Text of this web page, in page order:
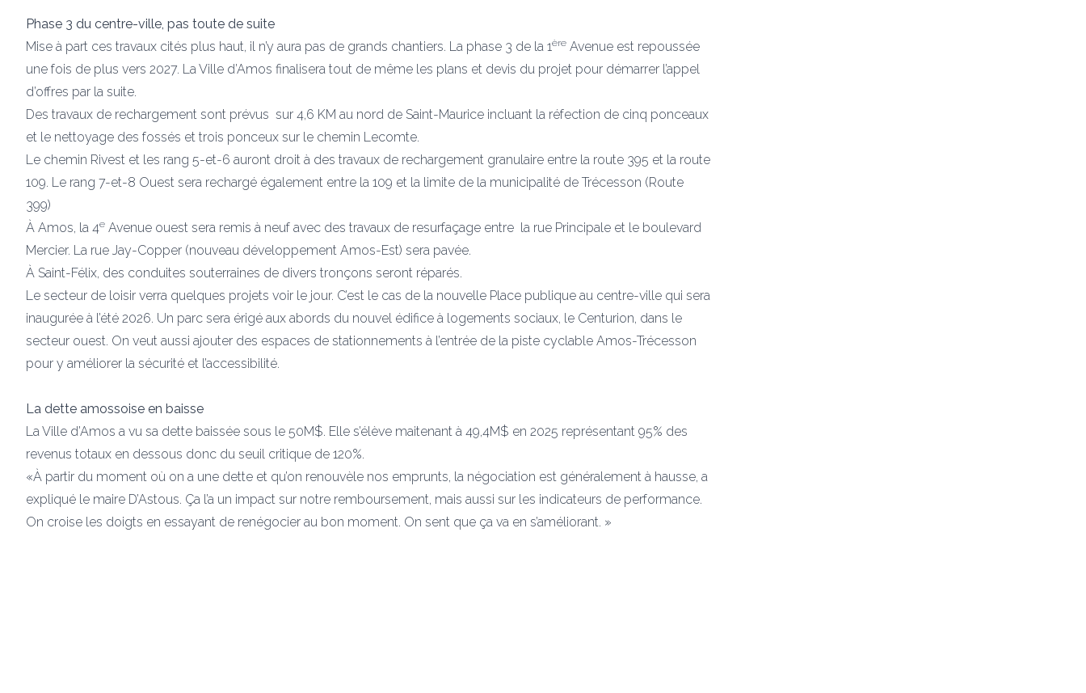
Phase 3 du centre-ville, pas toute de suite
Mise à part ces travaux cités plus haut, il n’y aura pas de grands chantiers. La phase 3 de la 1ère Avenue est repoussée
une fois de plus vers 2027. La Ville d’Amos finalisera tout de même les plans et devis du projet pour démarrer l’appel
d’offres par la suite.
Des travaux de rechargement sont prévus sur 4,6 KM au nord de Saint-Maurice incluant la réfection de cinq ponceaux
et le nettoyage des fossés et trois ponceux sur le chemin Lecomte.
Le chemin Rivest et les rang 5-et-6 auront droit à des travaux de rechargement granulaire entre la route 395 et la route
109. Le rang 7-et-8 Ouest sera rechargé également entre la 109 et la limite de la municipalité de Trécesson (Route
399)
À Amos, la 4e Avenue ouest sera remis à neuf avec des travaux de resurfaçage entre la rue Principale et le boulevard
Mercier. La rue Jay-Copper (nouveau développement Amos-Est) sera pavée.
À Saint-Félix, des conduites souterraines de divers tronçons seront réparés.
Le secteur de loisir verra quelques projets voir le jour. C’est le cas de la nouvelle Place publique au centre-ville qui sera
inaugurée à l’été 2026. Un parc sera érigé aux abords du nouvel édifice à logements sociaux, le Centurion, dans le
secteur ouest. On veut aussi ajouter des espaces de stationnements à l’entrée de la piste cyclable Amos-Trécesson
pour y améliorer la sécurité et l’accessibilité.
La dette amossoise en baisse
La Ville d’Amos a vu sa dette baissée sous le 50M$. Elle s’élève maitenant à 49,4M$ en 2025 représentant 95% des
revenus totaux en dessous donc du seuil critique de 120%.
«À partir du moment où on a une dette et qu’on renouvèle nos emprunts, la négociation est généralement à hausse, a
expliqué le maire D’Astous. Ça l’a un impact sur notre remboursement, mais aussi sur les indicateurs de performance.
On croise les doigts en essayant de renégocier au bon moment. On sent que ça va en s’améliorant. »